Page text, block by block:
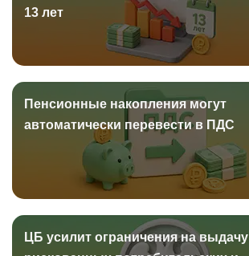
13 лет
Пенсионные накопления могут
автоматически перевести в ПДС
ЦБ усилит ограничения на выдачу